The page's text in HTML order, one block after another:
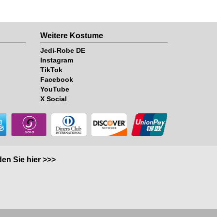
Weitere Kostume
Jedi-Robe DE
Instagram
TikTok
Facebook
YouTube
X Social
Sie hier >>>